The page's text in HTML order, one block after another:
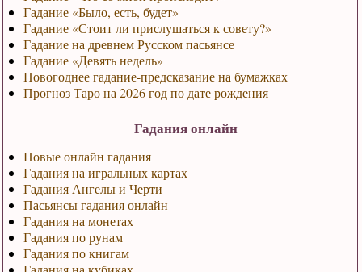
Гадание «Было, есть, будет»
Гадание «Стоит ли прислушаться к совету?»
Гадание на древнем Русском пасьянсе
Гадание «Девять недель»
Новогоднее гадание-предсказание на бумажках
Прогноз Таро на 2026 год по дате рождения
Гадания онлайн
Новые онлайн гадания
Гадания на игральных картах
Гадания Ангелы и Черти
Пасьянсы гадания онлайн
Гадания на монетах
Гадания по рунам
Гадания по книгам